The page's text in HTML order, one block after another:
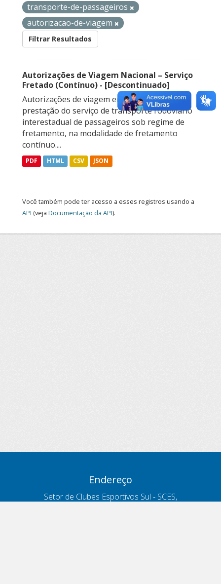
transporte-de-passageiros
autorizacao-de-viagem
Filtrar Resultados
Autorizações de Viagem Nacional – Serviço
Fretado (Contínuo) - [Descontinuado]
Autorizações de viagem emitidas para a
prestação do serviço de transporte rodoviário
interestadual de passageiros sob regime de
fretamento, na modalidade de fretamento
contínuo....
PDF HTML CSV JSON
Você também pode ter acesso a esses registros usando a
API (veja Documentação da API).
Endereço
Setor de Clubes Esportivos Sul - SCES,